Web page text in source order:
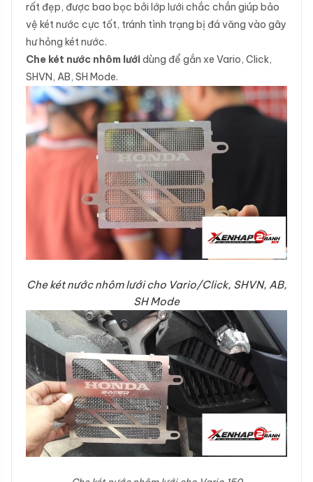
rất đẹp, được bao bọc bởi lớp lưới chắc chắn giúp bảo
vệ két nước cực tốt, tránh tình trạng bị đá văng vào gây
hư hỏng két nước.
Che két nước nhôm lướidùng để gắn xe Vario, Click,
SHVN, AB, SH Mode.
Che két nước nhôm lưới cho Vario/Click, SHVN, AB,
SH Mode